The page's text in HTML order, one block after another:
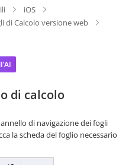
iOS
di Calcolo versione web
di calcolo
di navigazione dei fogli
la scheda del foglio necessario